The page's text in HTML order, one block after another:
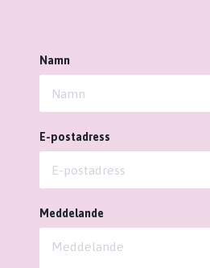
Namn
E-postadress
Meddelande